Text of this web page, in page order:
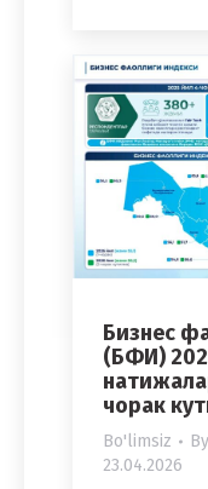
Бизнес
(БФИ)
чорак
Bo'limsiz By
23.04.2026